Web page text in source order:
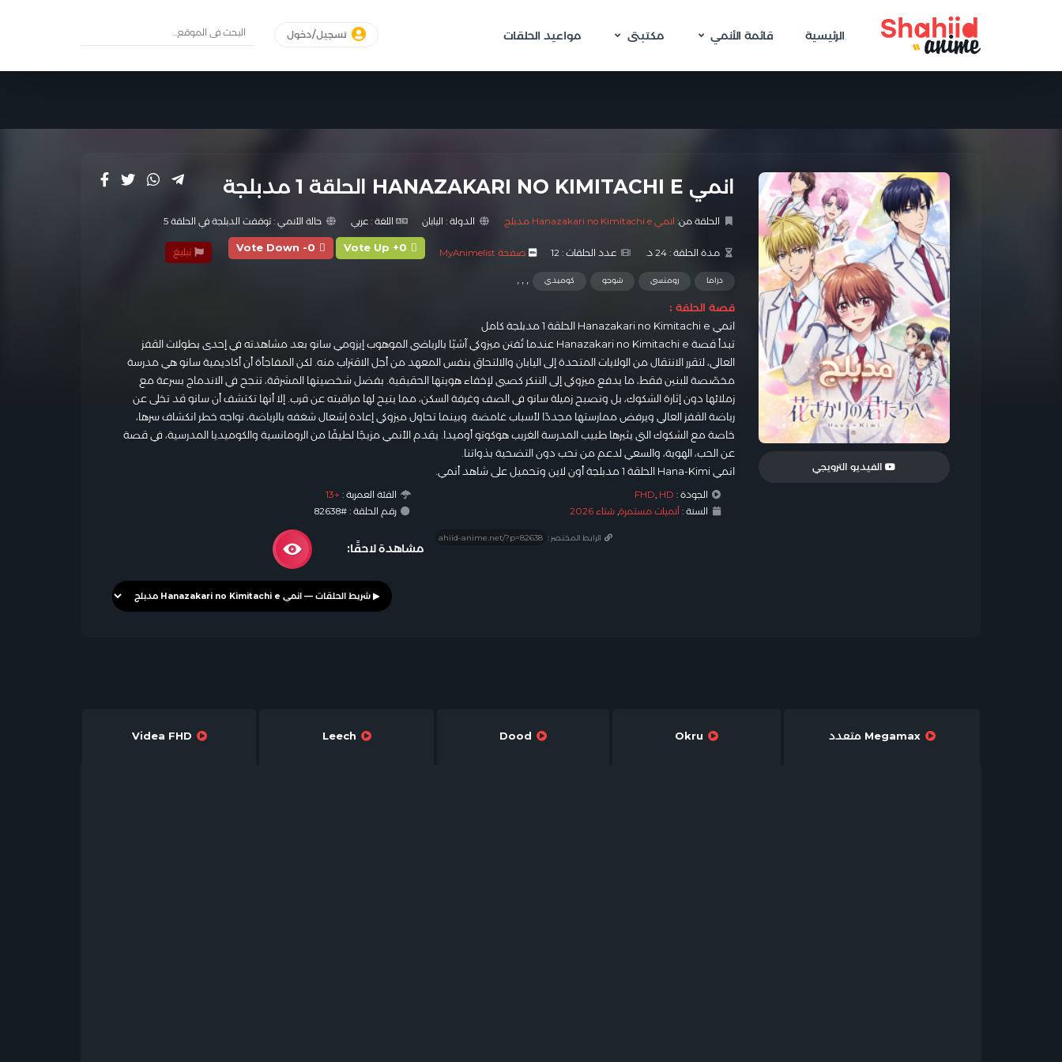
الرئيسية قائمة الأنمي مكتبتى مواعيد الحلقات تسجيل/دخول
الفيديو الترويجي
انمي HANAZAKARI NO KIMITACHI E الحلقة 1 مدبلجة
الحلقة من: انمي Hanazakari no Kimitachi e مدبلج الدولة : اليابان اللغة :عربي حالة الأنمي : توقفت الدبلجة في الحلقة 5
مدة الحلقة :24 د. عدد الحلقات : 12 صفحة MyAnimelist Vote Up +0
Vote Down -0 تبليغ
دراما , رومنسي , شوجو , كوميدي
قصة الحلقة :
انمي Hanazakari no Kimitachi e الحلقة 1 مدبلجة كامل
تبدأ قصة Hanazakari no Kimitachi e عندما تُفتن ميزوكي آشيّا بالرياضي الموهوب إيزومي سانو بعد مشاهدته في إحدى بطولات القفز
العالي، لتقرر الانتقال من الولايات المتحدة إلى اليابان والالتحاق بنفس المعهد من أجل الاقتراب منه. لكن المفاجأة أن أكاديمية سانو هي مدرسة
مخصّصة للبنين فقط، ما يدفع ميزوكي إلى التنكر كصبي لإخفاء هويتها الحقيقية. بفضل شخصيتها المشرقة، تنجح في الاندماج بسرعة مع
زملائها دون إثارة الشكوك، بل وتصبح زميلة سانو في الصف وغرفة السكن، مما يتيح لها مراقبته عن قرب. إلا أنها تكتشف أن سانو قد تخلى عن
رياضة القفز العالي ويرفض ممارستها مجددًا لأسباب غامضة. وبينما تحاول ميزوكي إعادة إشعال شغفه بالرياضة، تواجه خطر انكشاف سرها،
خاصة مع الشكوك التي يثيرها طبيب المدرسة الغريب هوكوتو أوميدا. يقدم الأنمي مزيجًا لطيفًا من الرومانسية والكوميديا المدرسية، في قصة
عن الحب، الهوية، والسعي لدعم من نحب دون التضحية بذواتنا.
انمي Hana-Kimi الحلقة 1 مدبلجة أون لاين وتحميل على شاهد أنمي.
الجودة : FHD, HD الفئة العمرية : +13
السنة : أنميات مستمرة,شتاء 2026 رقم الحلقة : #82638
الرابط المختصر :
مشاهدة لاحقًا:
Megamax متعدد